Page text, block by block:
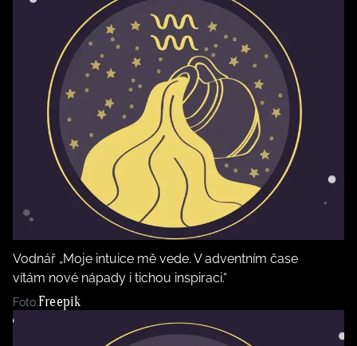
Vodnář „Moje intuice mě vede. V adventním čase
vítám nové nápady i tichou inspiraci.“
Foto:Freepik